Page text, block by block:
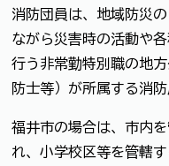
消防団員は、地域防災
ながら災害時の活動や
行う非常勤特別職の地
防士等）が所属する消
福井市の場合は、市内
れ、小学校区等を管轄